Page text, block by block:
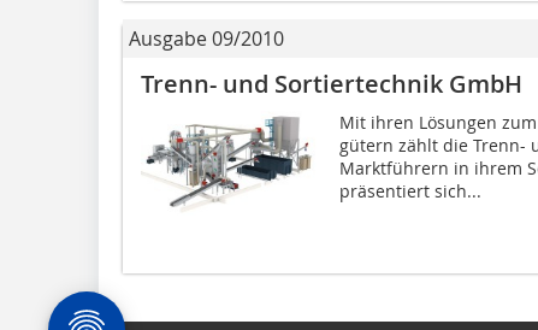
Ausgabe 09/2010
Trenn- und Sortiertechnik GmbH
Mit ihren Lösungen
gütern zählt die Trenn-
Marktführern in ihrem
präsentiert sich...